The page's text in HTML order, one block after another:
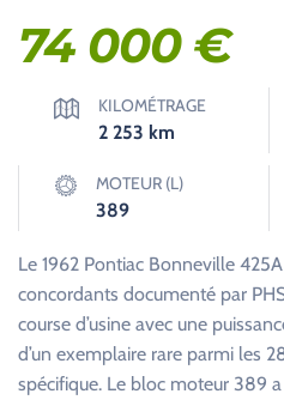
74 000€
KILOMÉTRAGE
2 253 km
MOTEUR (L)
389
Le 1962 Pontiac Bonneville
concordants documenté par
course d’usine avec une
d’un exemplaire rare parmi les
spécifique. Le bloc moteur 389 a